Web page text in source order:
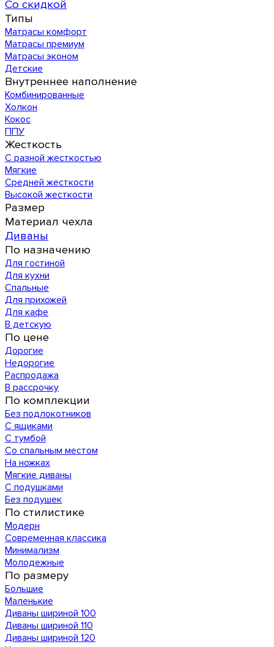
Со скидкой
Типы
Матрасы комфорт
Матрасы премиум
Матрасы эконом
Детские
Внутреннее наполнение
Комбинированные
Холкон
Кокос
ППУ
Жесткость
С разной жесткостью
Мягкие
Средней жесткости
Высокой жесткости
Размер
Материал чехла
Диваны
По назначению
Для гостиной
Для кухни
Спальные
Для прихожей
Для кафе
В детскую
По цене
Дорогие
Недорогие
Распродажа
В рассрочку
По комплекции
Без подлокотников
С ящиками
С тумбой
Со спальным местом
На ножках
Мягкие диваны
С подушками
Без подушек
По стилистике
Модерн
Современная классика
Минимализм
Молодежные
По размеру
Большие
Маленькие
Диваны шириной 100
Диваны шириной 110
Диваны шириной 120